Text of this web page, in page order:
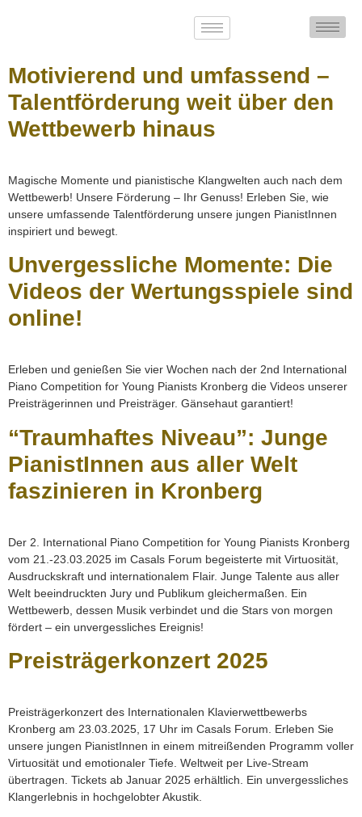
Motivierend und umfassend –
Talentförderung weit über den
Wettbewerb hinaus
Magische Momente und pianistische Klangwelten auch nach dem
Wettbewerb! Unsere Förderung – Ihr Genuss! Erleben Sie, wie
unsere umfassende Talentförderung unsere jungen PianistInnen
inspiriert und bewegt.
Unvergessliche Momente: Die
Videos der Wertungsspiele sind
online!
Erleben und genießen Sie vier Wochen nach der 2nd International
Piano Competition for Young Pianists Kronberg die Videos unserer
Preisträgerinnen und Preisträger. Gänsehaut garantiert!
“Traumhaftes Niveau”: Junge
PianistInnen aus aller Welt
faszinieren in Kronberg
Der 2. International Piano Competition for Young Pianists Kronberg
vom 21.-23.03.2025 im Casals Forum begeisterte mit Virtuosität,
Ausdruckskraft und internationalem Flair. Junge Talente aus aller
Welt beeindruckten Jury und Publikum gleichermaßen. Ein
Wettbewerb, dessen Musik verbindet und die Stars von morgen
fördert – ein unvergessliches Ereignis!
Preisträgerkonzert 2025
Preisträgerkonzert des Internationalen Klavierwettbewerbs
Kronberg am 23.03.2025, 17 Uhr im Casals Forum. Erleben Sie
unsere jungen PianistInnen in einem mitreißenden Programm voller
Virtuosität und emotionaler Tiefe. Weltweit per Live-Stream
übertragen. Tickets ab Januar 2025 erhältlich. Ein unvergessliches
Klangerlebnis in hochgelobter Akustik.